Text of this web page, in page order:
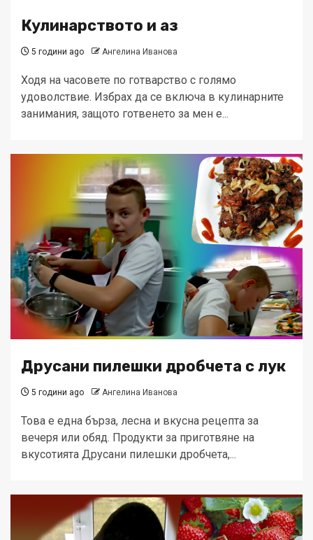
Кулинарството и аз
5 години ago Ангелина Иванова
Ходя на часовете по готварство с голямо
удоволствие. Избрах да се включа в кулинарните
занимания, защото готвенето за мен е...
Друсани пилешки дробчета с лук
5 години ago Ангелина Иванова
Това е една бърза, лесна и вкусна рецепта за
вечеря или обяд. Продукти за приготвяне на
вкусотията Друсани пилешки дробчета,...